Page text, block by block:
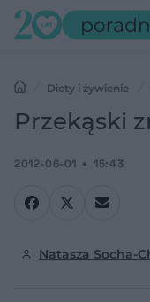
Diety i żywienie
apetyt
Przekąski
2012-06-01 15:43
Natasza Socha-